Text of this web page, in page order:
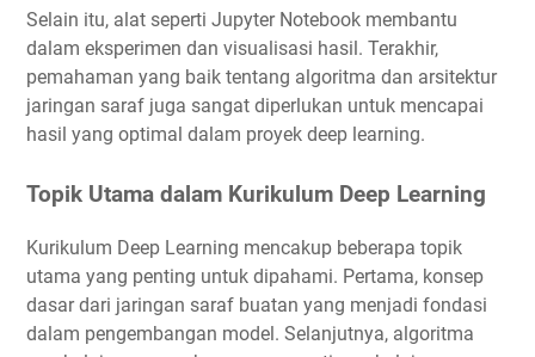
Selain itu, alat seperti Jupyter Notebook membantu
dalam eksperimen dan visualisasi hasil. Terakhir,
pemahaman yang baik tentang algoritma dan arsitektur
jaringan saraf juga sangat diperlukan untuk mencapai
hasil yang optimal dalam proyek deep learning.
Topik Utama dalam Kurikulum Deep Learning
Kurikulum Deep Learning mencakup beberapa topik
utama yang penting untuk dipahami. Pertama, konsep
dasar dari jaringan saraf buatan yang menjadi fondasi
dalam pengembangan model. Selanjutnya, algoritma